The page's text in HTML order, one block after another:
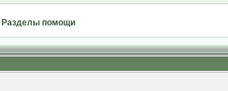
помощи